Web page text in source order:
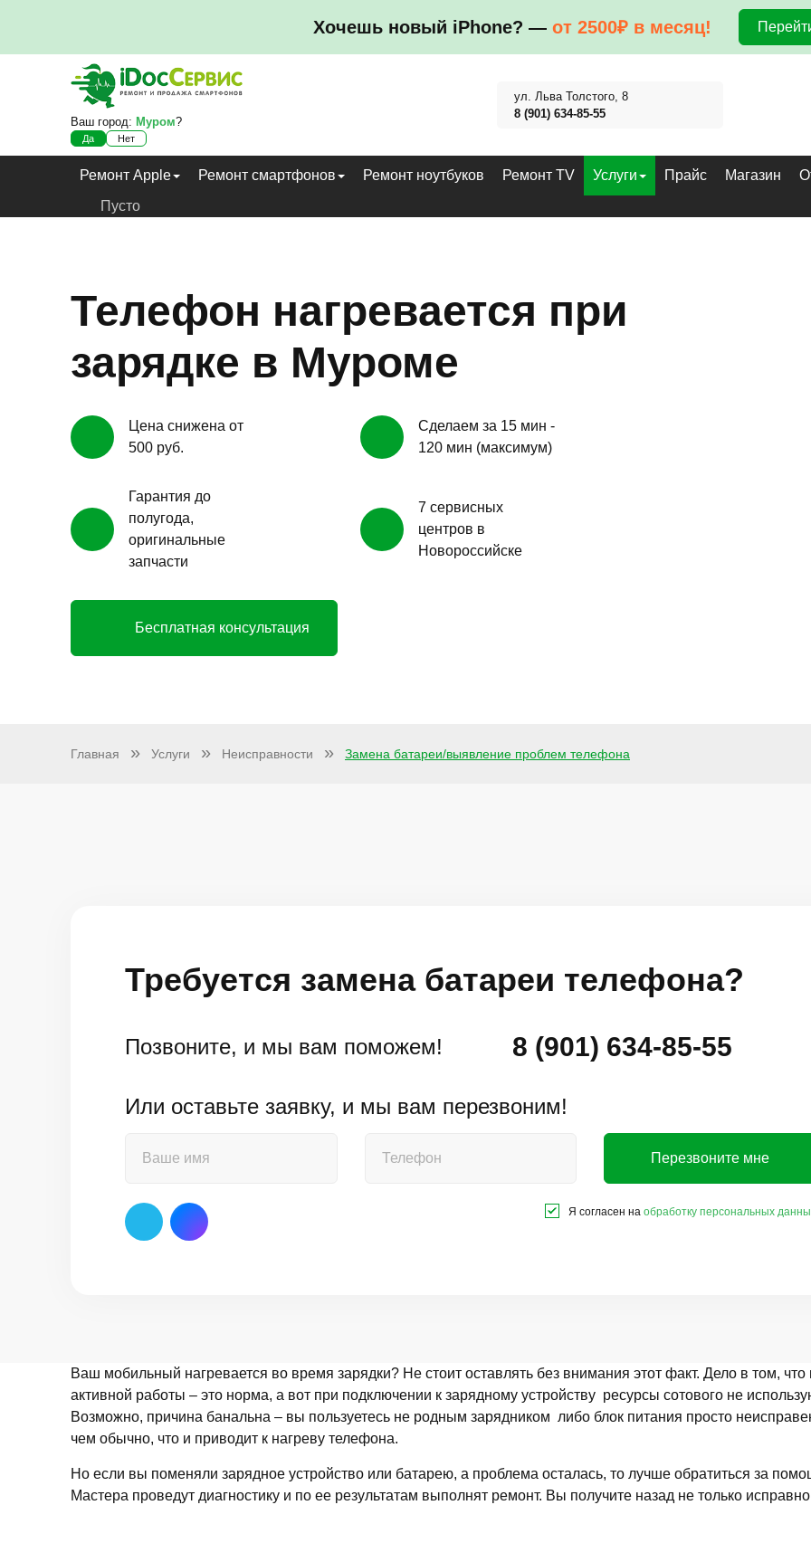
Хочешь новый iPhone? — от 2500₽ в месяц!
Ваш город: Муром?
Да Нет
ул. Льва Толстого, 8
8 (901) 634-85-55
Ремонт Apple Ремонт смартфонов Ремонт ноутбуков Ремонт TV Услуги Прайс Магазин
Пусто
Телефон нагревается при
зарядке в Муроме
Цена снижена от
500 руб.
Сделаем за 15 мин -
120 мин (максимум)
Гарантия до
полугода,
оригинальные
запчасти
7 сервисных
центров в
Новороссийске
Бесплатная консультация
Главная Услуги Неисправности Замена батареи/выявление проблем телефона
Требуется замена батареи телефона?
Позвоните, и мы вам поможем! 8 (901) 634-85-55
Или оставьте заявку, и мы вам перезвоним!
Я согласен на обработку персональных
Перезвоните мне
Ваш мобильный нагревается во время зарядки? Не стоит оставлять без внимания этот факт. Дело в том,
активной работы – это норма, а вот при подключении к зарядному устройству ресурсы сотового не
Возможно, причина банальна – вы пользуетесь не родным зарядником либо блок питания просто
чем обычно, что и приводит к нагреву телефона.
Но если вы поменяли зарядное устройство или батарею, а проблема осталась, то лучше обратиться за
Мастера проведут диагностику и по ее результатам выполнят ремонт. Вы получите назад не только